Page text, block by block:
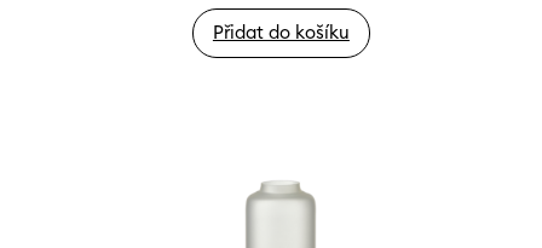
Přidat do košíku